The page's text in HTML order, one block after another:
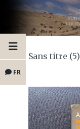
FR
Sans titre (5)